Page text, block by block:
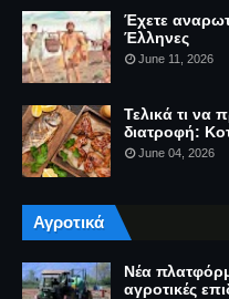
Έχετε
Έλληνες
June 11, 2026
Τελικά τι να
διατροφή:
June 04, 2026
Αγροτικά
Νέα
αγροτικές